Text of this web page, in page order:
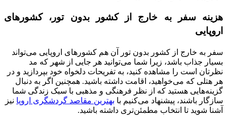
هزینه سفر به خارج از کشور بدون تور، کشورهای
اروپایی
سفر به خارج از کشور بدون تور آن هم کشورهای اروپایی می‌تواند
بسیار جذاب باشد، زیرا شما می‌توانید هر جایی از شهر که مد
نظرتان است را مشاهده کنید، به تفریحات دلخواه خود بپردازید و در
هر هتلی که می‌خواهید، اقامت داشته باشید. همچنین اگر به دنبال
گزینه‌هایی هستید که از نظر فرهنگی و مذهبی با سبک زندگی شما
سازگار باشند، پیشنهاد می‌کنیم با بهترین مقاصد گردشگری اروپا نیز
آشنا شوید تا انتخاب مطمئن‌تری داشته باشید.